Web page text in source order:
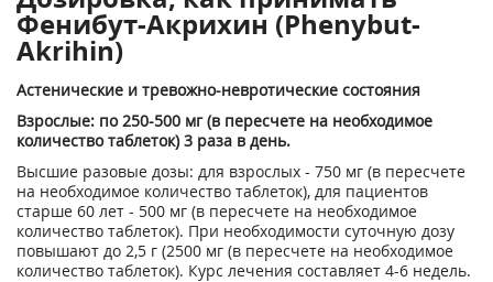
Фенибут-Акрихин (Phenybut-
Akrihin)
Астенические и тревожно-невротические состояния
Взрослые: по 250-500 мг (в пересчете на необходимое
количество таблеток) 3 раза в день.
Высшие разовые дозы: для взрослых - 750 мг (в пересчете
на необходимое количество таблеток), для пациентов
старше 60 лет - 500 мг (в пересчете на необходимое
количество таблеток). При необходимости суточную дозу
повышают до 2,5 г (2500 мг (в пересчете на необходимое
количество таблеток). Курс лечения составляет 4-6 недель.